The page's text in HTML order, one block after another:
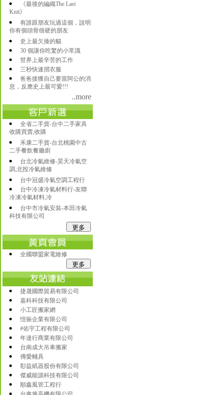
《最後的編織The Last
Knit》
有誰跟朋友玩過這個，說明
你有個頭骨很硬的朋友
史上最欠揍的貓
30 個讓你吃驚的小常識
世界上最辛苦的工作
三秒快速摺衣服
爸爸接獲自己要當阿公的消
息，反應史上最可愛!!!
..more
全省二手貨-台中二手家具
收購買賣,收購
禾康二手貨-台北桃園中古
二手餐飲餐廳廚
台北冷氣維修-昊天冷氣空
調,北投冷氣維修
台中冠盛冷氣空調工程行
台中冷凍冷氣材料行-友聯
冷凍冷氣材料,冷
台中市冷氣安裝-本田冷氣
科技有限公司
全國聯盟家電維修
捷晟國際貿易有限公司
嘉科科技有限公司
小工匠搬家網
愷振企業有限公司
#佑宇工程有限公司
年達行商業有限公司
台南成大吊車搬家
傳愛輔具
彰益紙器股份有限公司
傑威能源科技有限公司
順鑫風管工程行